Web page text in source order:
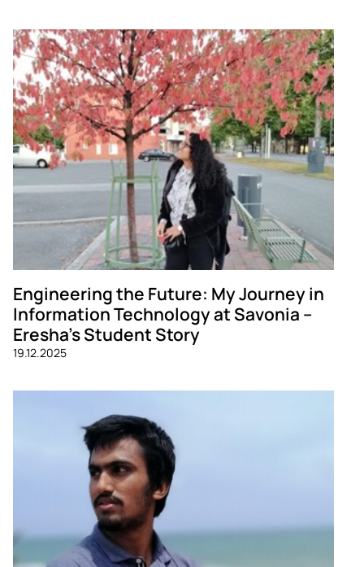
Engineering the Future: My Journey in
Information Technology at Savonia –
Eresha’s Student Story
19.12.2025